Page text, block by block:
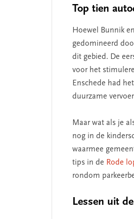
Top tien
Hoewel Bunnik
gedomineerd
dit gebied. De
voor het
Enschede had
duurzame
Maar wat als je
nog in de
waarmee
tips in de Rode
rondom
Lessen uit
missie van Segment